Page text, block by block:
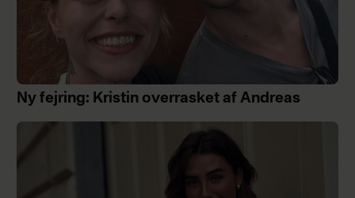
Ny fejring: Kristin overrasket af Andreas